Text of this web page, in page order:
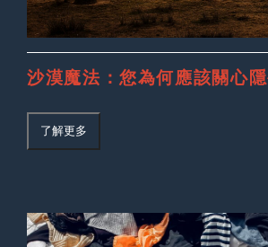
沙漠魔法：您為何應該關心
了解更多